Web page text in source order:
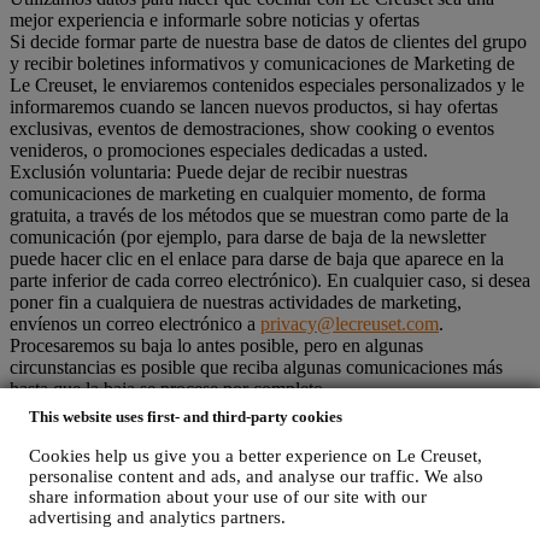
This website uses first- and third-party cookies
Cookies help us give you a better experience on Le Creuset,
personalise content and ads, and analyse our traffic. We also
share information about your use of our site with our
advertising and analytics partners.
mejor experiencia e informarle sobre noticias y ofertas
Si decide formar parte de nuestra base de datos de clientes del grupo
y recibir boletines informativos y comunicaciones de Marketing de
Le Creuset, le enviaremos contenidos especiales personalizados y le
informaremos cuando se lancen nuevos productos, si hay ofertas
exclusivas, eventos de demostraciones, show cooking o eventos
venideros, o promociones especiales dedicadas a usted.
Exclusión voluntaria: Puede dejar de recibir nuestras
comunicaciones de marketing en cualquier momento, de forma
gratuita, a través de los métodos que se muestran como parte de la
comunicación (por ejemplo, para darse de baja de la newsletter
puede hacer clic en el enlace para darse de baja que aparece en la
parte inferior de cada correo electrónico). En cualquier caso, si desea
poner fin a cualquiera de nuestras actividades de marketing,
envíenos un correo electrónico a privacy@lecreuset.com.
Procesaremos su baja lo antes posible, pero en algunas
circunstancias es posible que reciba algunas comunicaciones más
hasta que la baja se procese por completo.
Sus datos están bajo su control
Recuerde que usted tiene el control de sus datos y que
puede gestionar tus preferencias en cualquier momento.Tenga la
seguridad de que nunca transmitiremos sus datos a terceras
organizaciones para sus propios fines de marketing sin su permiso.
Para cualquier información o para ejercer sus derechos de